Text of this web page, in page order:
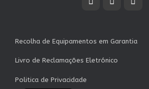
Recolha de Equipamentos em Garantia
Livro de Reclamações Eletrónico
Politica de Privacidade